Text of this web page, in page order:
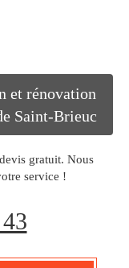
et rénovation
Saint-Brieuc
gratuit. Nous
service !